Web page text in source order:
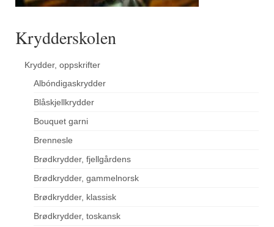
Krydderskolen
Krydder, oppskrifter
Albóndigaskrydder
Blåskjellkrydder
Bouquet garni
Brennesle
Brødkrydder, fjellgårdens
Brødkrydder, gammelnorsk
Brødkrydder, klassisk
Brødkrydder, toskansk